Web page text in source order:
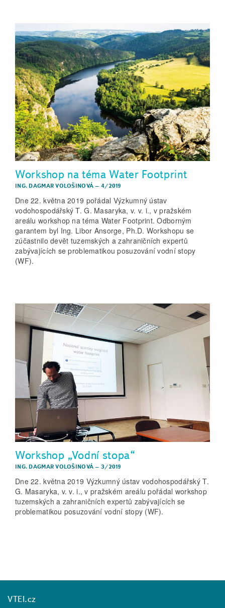
Workshop na téma Water Footprint
ING. DAGMAR VOLOŠINOVÁ –4/2019
Dne 22. května 2019 pořádal Výzkumný ústav
vodohospodářský T. G. Masaryka, v. v. i., v pražském
areálu workshop na téma Water Footprint. Odborným
garantem byl Ing. Libor Ansorge, Ph.D. Workshopu se
zúčastnilo devět tuzemských a zahraničních expertů
zabývajících se problematikou posuzování vodní stopy
(WF).
Workshop „Vodní stopa“
ING. DAGMAR VOLOŠINOVÁ –3/2019
Dne 22. května 2019 Výzkumný ústav vodohospodářský T.
G. Masaryka, v. v. i., v pražském areálu pořádal workshop
tuzemských a zahraničních expertů zabývajících se
problematikou posuzování vodní stopy (WF).
VTEI.cz